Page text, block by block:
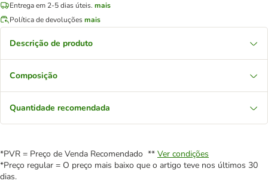
Entrega em 2-5 dias úteis. mais
Política de devoluçõesmais
Descrição de produto
Composição
Quantidade recomendada
*PVR = Preço de Venda Recomendado ** Ver condições
*Preço regular = O preço mais baixo que o artigo teve nos últimos 30
dias.